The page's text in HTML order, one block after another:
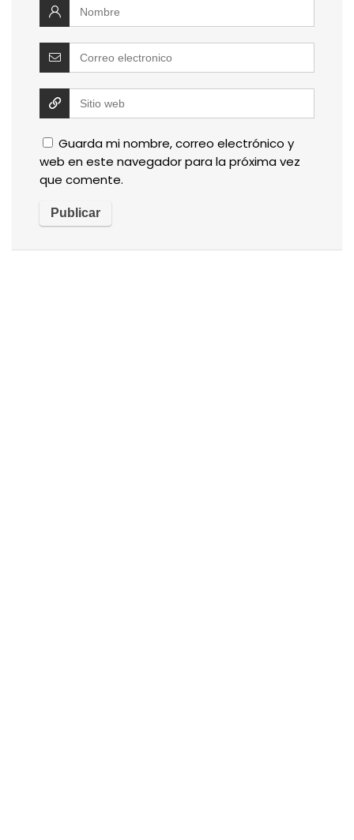
Guarda mi nombre, correo electrónico y
web en este navegador para la próxima vez
que comente.